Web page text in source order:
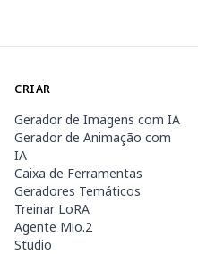
CRIAR
Gerador de Imagens com IA
Gerador de Animação com
IA
Caixa de Ferramentas
Geradores Temáticos
Treinar LoRA
Agente Mio.2
Studio